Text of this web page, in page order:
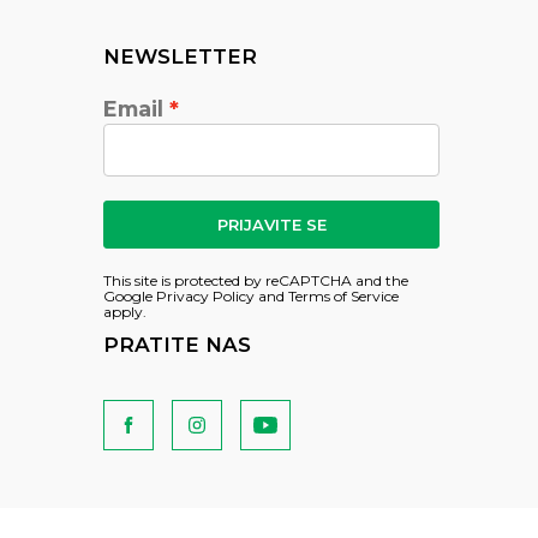
NEWSLETTER
Email
PRIJAVITE SE
This site is protected by reCAPTCHA and the
Google Privacy Policy and Terms of Service
apply.
PRATITE NAS